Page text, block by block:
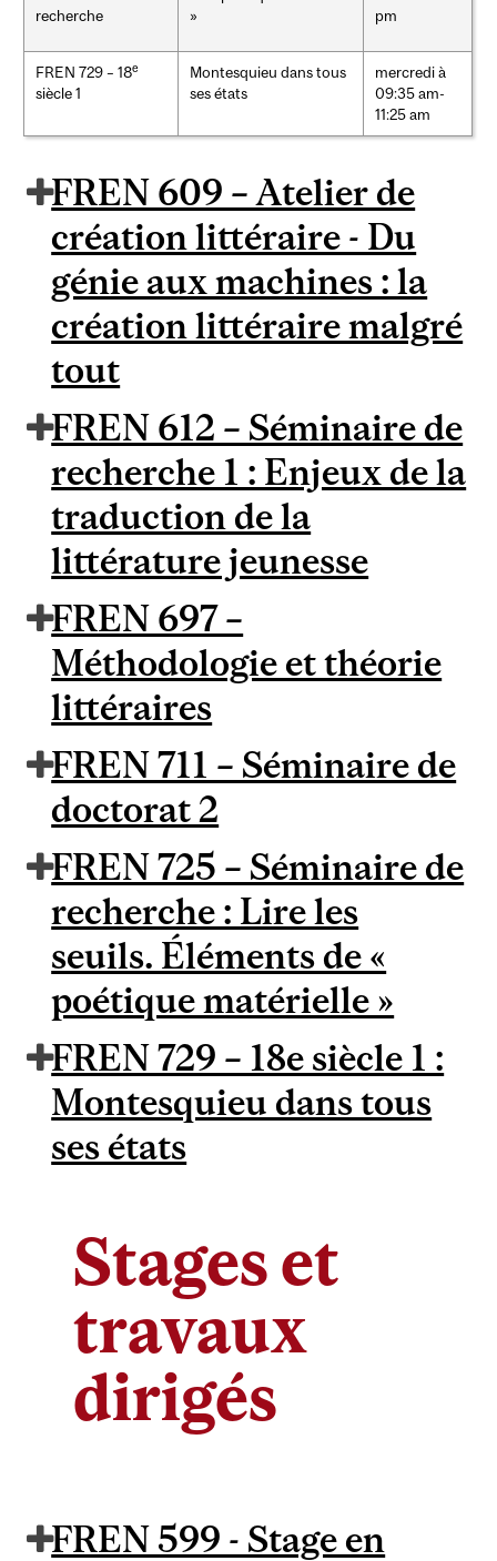
recherche
»
pm
FREN 729 – 18e
siècle 1
Montesquieu dans tous
ses états
mercredi à
09:35 am-
11:25 am
FREN 609 – Atelier de
création littéraire - Du
génie aux machines : la
création littéraire malgré
tout
FREN 612 – Séminaire de
recherche 1 : Enjeux de la
traduction de la
littérature jeunesse
FREN 697 –
Méthodologie et théorie
littéraires
FREN 711 – Séminaire de
doctorat 2
FREN 725 – Séminaire de
recherche : Lire les
seuils. Éléments de «
poétique matérielle »
FREN 729 – 18e siècle 1 :
Montesquieu dans tous
ses états
Stages et
travaux
dirigés
FREN 599 - Stage en